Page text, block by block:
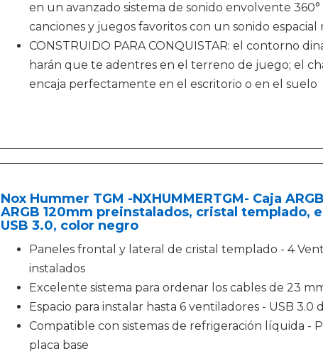
en un avanzado sistema de sonido envolvente
canciones y juegos favoritos con un sonido espacial
CONSTRUIDO PARA CONQUISTAR: el contorno
harán que te adentres en el terreno de juego; el
encaja perfectamente en el escritorio o en el suelo
Nox Hummer TGM -NXHUMMERTGM- Caja
ARGB 120mm preinstalados, cristal templado,
USB 3.0, color negro
Paneles frontal y lateral de cristal templado - 4
instalados
Excelente sistema para ordenar los cables de 23
Espacio para instalar hasta 6 ventiladores - USB
Compatible con sistemas de refrigeración líquida -
placa base